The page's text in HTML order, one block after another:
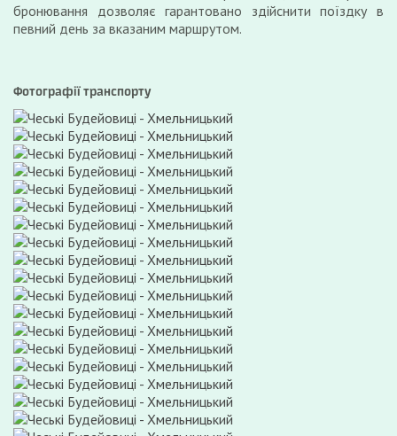
бронювання дозволяє гарантовано здійснити поїздку в
певний день за вказаним маршрутом.
Фотографії транспорту